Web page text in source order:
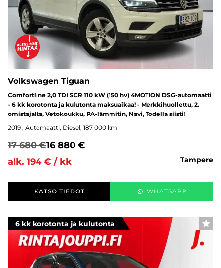
Volkswagen Tiguan
Comfortline 2,0 TDI SCR 110 kW (150 hv) 4MOTION DSG-automaatti
- 6 kk korotonta ja kulutonta maksuaikaa! - Merkkihuollettu, 2.
omistajalta, Vetokoukku, PA-lämmitin, Navi, Todella siisti!
2019 , Automaatti, Diesel, 187 000 km
17 680 €16 880 €
alk. 194 € / kk
tampere
KATSO TIEDOT WHATSAPP
6 kk korotonta ja kulutonta